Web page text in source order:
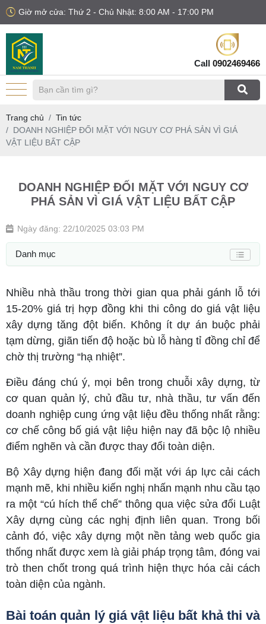
Giờ mở cửa: Thứ 2 - Chủ Nhật: 8:00 AM - 17:00 PM
Call 0902469466
Trang chủ
Tin tức
DOANH NGHIỆP ĐỐI MẶT VỚI NGUY CƠ PHÁ SẢN VÌ GIÁ
VẬT LIỆU BẤT CẬP
DOANH NGHIỆP ĐỐI MẶT VỚI NGUY CƠ
PHÁ SẢN VÌ GIÁ VẬT LIỆU BẤT CẬP
Ngày đăng: 22/10/2025 03:03 PM
Danh mục
Nhiều nhà thầu trong thời gian qua phải gánh lỗ tới
15-20% giá trị hợp đồng khi thi công do giá vật liệu
xây dựng tăng đột biến. Không ít dự án buộc phải
tạm dừng, giãn tiến độ hoặc bù lỗ hàng tỉ đồng chỉ để
chờ thị trường “hạ nhiệt”.
Điều đáng chú ý, mọi bên trong chuỗi xây dựng, từ
cơ quan quản lý, chủ đầu tư, nhà thầu, tư vấn đến
doanh nghiệp cung ứng vật liệu đều thống nhất rằng:
cơ chế công bố giá vật liệu hiện nay đã bộc lộ nhiều
điểm nghẽn và cần được thay đổi toàn diện.
Bộ Xây dựng hiện đang đối mặt với áp lực cải cách
mạnh mẽ, khi nhiều kiến nghị nhấn mạnh nhu cầu tạo
ra một “cú hích thể chế” thông qua việc sửa đổi Luật
Xây dựng cùng các nghị định liên quan. Trong bối
cảnh đó, việc xây dựng một nền tảng web quốc gia
thống nhất được xem là giải pháp trọng tâm, đóng vai
trò then chốt trong quá trình hiện thực hóa cải cách
toàn diện của ngành.
Bài toán quản lý giá vật liệu bất khả thi và